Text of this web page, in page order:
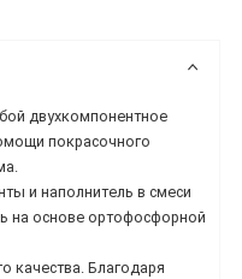
двухкомпонентное
покрасочного
и наполнитель в смеси
на основе ортофосфорной
качества. Благодаря